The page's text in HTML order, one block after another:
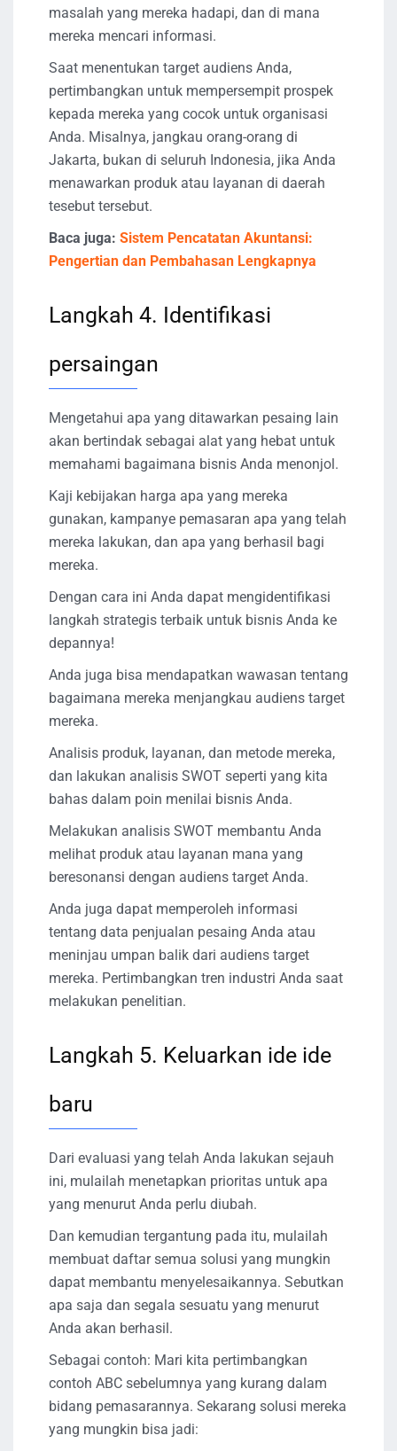
masalah yang mereka hadapi, dan di mana
mereka mencari informasi.
Saat menentukan target audiens Anda,
pertimbangkan untuk mempersempit prospek
kepada mereka yang cocok untuk organisasi
Anda. Misalnya, jangkau orang-orang di
Jakarta, bukan di seluruh Indonesia, jika Anda
menawarkan produk atau layanan di daerah
tesebut tersebut.
Baca juga: Sistem Pencatatan Akuntansi:
Pengertian dan Pembahasan Lengkapnya
Langkah 4. Identifikasi
persaingan
Mengetahui apa yang ditawarkan pesaing lain
akan bertindak sebagai alat yang hebat untuk
memahami bagaimana bisnis Anda menonjol.
Kaji kebijakan harga apa yang mereka
gunakan, kampanye pemasaran apa yang telah
mereka lakukan, dan apa yang berhasil bagi
mereka.
Dengan cara ini Anda dapat mengidentifikasi
langkah strategis terbaik untuk bisnis Anda ke
depannya!
Anda juga bisa mendapatkan wawasan tentang
bagaimana mereka menjangkau audiens target
mereka.
Analisis produk, layanan, dan metode mereka,
dan lakukan analisis SWOT seperti yang kita
bahas dalam poin menilai bisnis Anda.
Melakukan analisis SWOT membantu Anda
melihat produk atau layanan mana yang
beresonansi dengan audiens target Anda.
Anda juga dapat memperoleh informasi
tentang data penjualan pesaing Anda atau
meninjau umpan balik dari audiens target
mereka. Pertimbangkan tren industri Anda saat
melakukan penelitian.
Langkah 5. Keluarkan ide ide
baru
Dari evaluasi yang telah Anda lakukan sejauh
ini, mulailah menetapkan prioritas untuk apa
yang menurut Anda perlu diubah.
Dan kemudian tergantung pada itu, mulailah
membuat daftar semua solusi yang mungkin
dapat membantu menyelesaikannya. Sebutkan
apa saja dan segala sesuatu yang menurut
Anda akan berhasil.
Sebagai contoh: Mari kita pertimbangkan
contoh ABC sebelumnya yang kurang dalam
bidang pemasarannya. Sekarang solusi mereka
yang mungkin bisa jadi: